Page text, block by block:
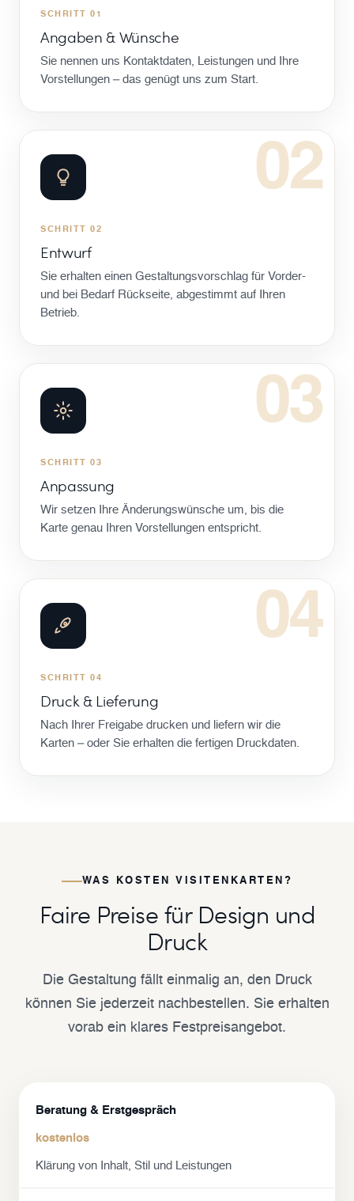
SCHRITT 01
Angaben & Wünsche
Sie nennen uns Kontaktdaten, Leistungen und Ihre
Vorstellungen – das genügt uns zum Start.
02
SCHRITT 02
Entwurf
Sie erhalten einen Gestaltungsvorschlag für Vorder-
und bei Bedarf Rückseite, abgestimmt auf Ihren
Betrieb.
03
SCHRITT 03
Anpassung
Wir setzen Ihre Änderungswünsche um, bis die
Karte genau Ihren Vorstellungen entspricht.
04
SCHRITT 04
Druck & Lieferung
Nach Ihrer Freigabe drucken und liefern wir die
Karten – oder Sie erhalten die fertigen Druckdaten.
WAS KOSTEN VISITENKARTEN?
Faire Preise für Design und
Druck
Die Gestaltung fällt einmalig an, den Druck
können Sie jederzeit nachbestellen. Sie erhalten
vorab ein klares Festpreisangebot.
Beratung & Erstgespräch
kostenlos
Klärung von Inhalt, Stil und Leistungen